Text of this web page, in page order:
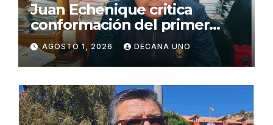
Juan Echenique critica
conformación del primer
gabinete ministerial de Keiko
Fujimori
AGOSTO 1, 2026 DECANA UNO